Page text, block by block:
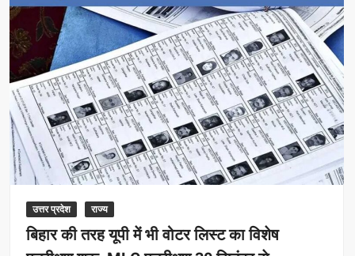
में
विधानसभा
चुनाव,
जानिए
किस
राज्य
में
किस
पार्टी
की
उत्तर प्रदेश राज्य
बिहार की तरह यूपी में भी वोटर लिस्ट का विशेष